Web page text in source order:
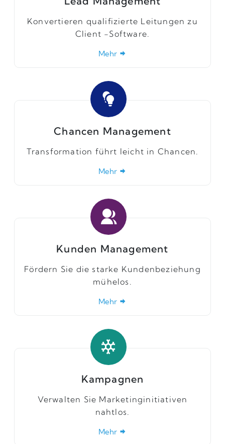
Konvertieren qualifizierte Leitungen zu
Client -Software.
Mehr
Chancen Management
Transformation führt leicht in Chancen.
Mehr
Kunden Management
Fördern Sie die starke Kundenbeziehung
mühelos.
Mehr
Kampagnen
Verwalten Sie Marketinginitiativen
nahtlos.
Mehr